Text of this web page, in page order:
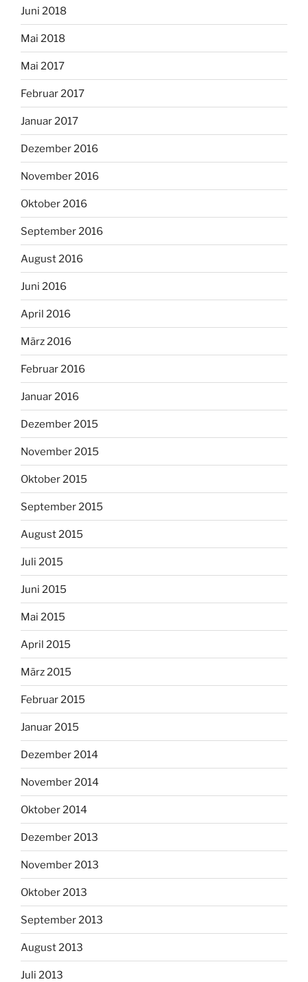
Juni 2018
Mai 2018
Mai 2017
Februar 2017
Januar 2017
Dezember 2016
November 2016
Oktober 2016
September 2016
August 2016
Juni 2016
April 2016
März 2016
Februar 2016
Januar 2016
Dezember 2015
November 2015
Oktober 2015
September 2015
August 2015
Juli 2015
Juni 2015
Mai 2015
April 2015
März 2015
Februar 2015
Januar 2015
Dezember 2014
November 2014
Oktober 2014
Dezember 2013
November 2013
Oktober 2013
September 2013
August 2013
Juli 2013